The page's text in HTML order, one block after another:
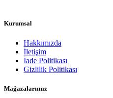
Kurumsal
Hakkımızda
İletişim
İade Politikası
Gizlilik Politikası
Mağazalarımız